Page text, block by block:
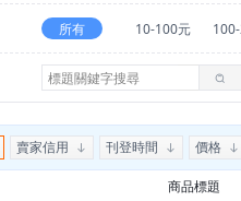
所有 10-100元
賣家信用 刊登時間 價格
商品標題